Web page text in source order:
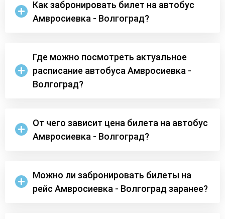
Как забронировать билет на автобус
Амвросиевка - Волгоград?
Где можно посмотреть актуальное
расписание автобуса Амвросиевка -
Волгоград?
От чего зависит цена билета на автобус
Амвросиевка - Волгоград?
Можно ли забронировать билеты на
рейс Амвросиевка - Волгоград заранее?